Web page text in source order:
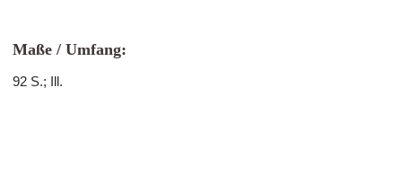
Maße / Umfang:
92 S.; Ill.